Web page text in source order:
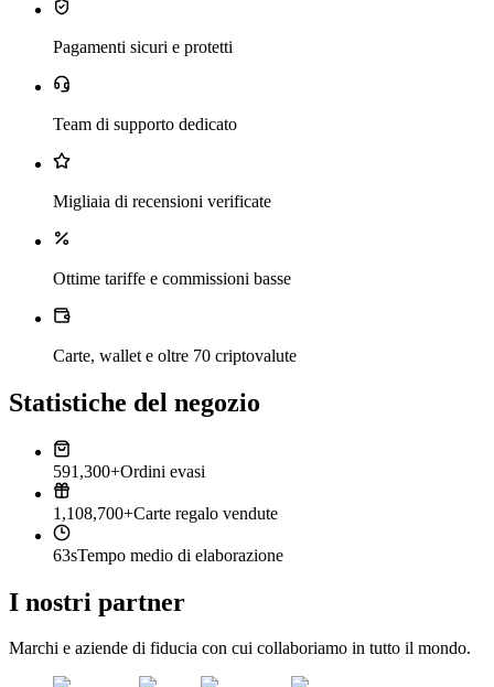
Pagamenti sicuri e protetti
Team di supporto dedicato
Migliaia di recensioni verificate
Ottime tariffe e commissioni basse
Carte, wallet e oltre 70 criptovalute
Statistiche del negozio
591,300+Ordini evasi
1,108,700+Carte regalo vendute
63sTempo medio di elaborazione
I nostri partner
Marchi e aziende di fiducia con cui collaboriamo in tutto il mondo.